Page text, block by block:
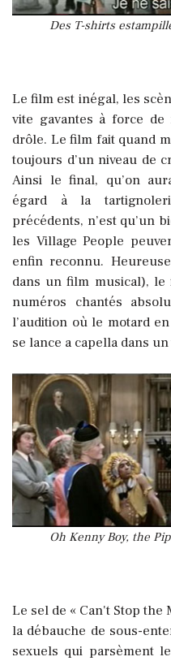
Des T-shirts
Le film est inégal, les
vite gavantes à force de
drôle. Le film fait quand
toujours d’un niveau de
Ainsi le final, qu’on
égard à la
précédents, n’est qu’un
les Village People
enfin reconnu.
dans un film musical), le
numéros chantés
l’audition où le motard
se lance a capella dans
Oh Kenny Boy, the
Le sel de « Can't Stop the
la débauche de sous-
sexuels qui parsèment